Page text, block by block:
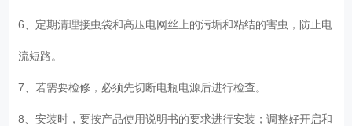
6、定期清理接虫袋和高压电网丝上的污垢和粘结的害虫，防止电
流短路。
7、若需要检修，必须先切断电瓶电源后进行检查。
8、安装时，要按产品使用说明书的要求进行安装；调整好开启和